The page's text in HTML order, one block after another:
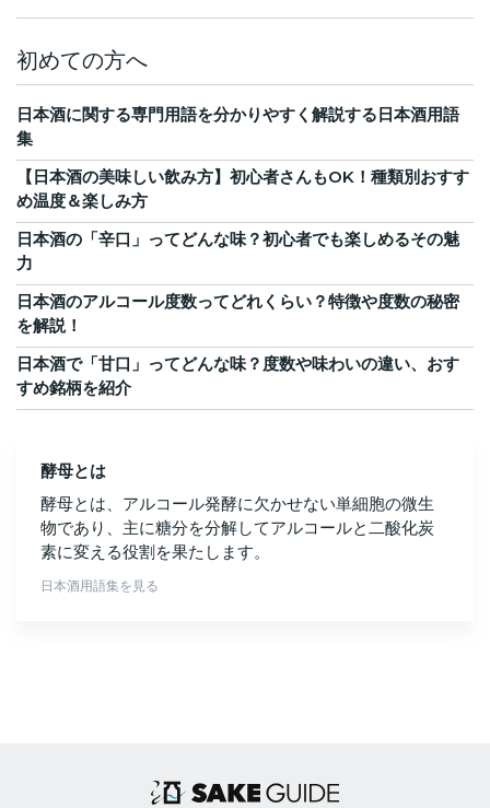
初めての方へ
日本酒に関する専門用語を分かりやすく解説する日本酒用語
集
【日本酒の美味しい飲み方】初心者さんもOK！種類別おすす
め温度＆楽しみ方
日本酒の「辛口」ってどんな味？初心者でも楽しめるその魅
力
日本酒のアルコール度数ってどれくらい？特徴や度数の秘密
を解説！
日本酒で「甘口」ってどんな味？度数や味わいの違い、おす
すめ銘柄を紹介
酵母とは
酵母とは、アルコール発酵に欠かせない単細胞の微生
物であり、主に糖分を分解してアルコールと二酸化炭
素に変える役割を果たします。
日本酒用語集を見る